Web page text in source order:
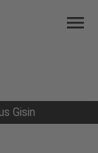
menu
Gisin